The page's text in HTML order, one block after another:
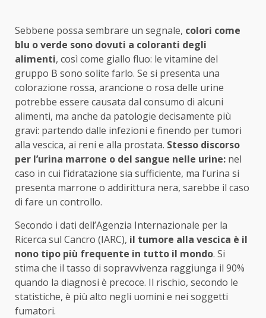
Sebbene possa sembrare un segnale, colori come
blu o verde sono dovuti a coloranti degli
alimenti, così come giallo fluo: le vitamine del
gruppo B sono solite farlo. Se si presenta una
colorazione rossa, arancione o rosa delle urine
potrebbe essere causata dal consumo di alcuni
alimenti, ma anche da patologie decisamente più
gravi: partendo dalle infezioni e finendo per tumori
alla vescica, ai reni e alla prostata. Stesso discorso
per l’urina marrone o del sangue nelle urine: nel
caso in cui l’idratazione sia sufficiente, ma l’urina si
presenta marrone o addirittura nera, sarebbe il caso
di fare un controllo.
Secondo i dati dell’Agenzia Internazionale per la
Ricerca sul Cancro (IARC), il tumore alla vescica è il
nono tipo più frequente in tutto il mondo. Si
stima che il tasso di sopravvivenza raggiunga il 90%
quando la diagnosi è precoce. Il rischio, secondo le
statistiche, è più alto negli uomini e nei soggetti
fumatori.